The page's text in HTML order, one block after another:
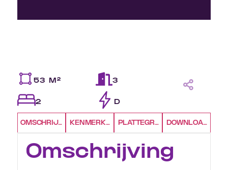
53 M² 3
2 D
OMSCHRIJVINGKENMERKEN PLATTEGRONDENDOWNLOADS
Omschrijving